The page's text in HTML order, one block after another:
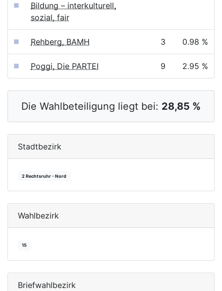
Bildung – interkulturell,
sozial, fair
Rehberg, BAMH 3 0.98 %
Poggi, Die PARTEI 9 2.95 %
Die Wahlbeteiligung liegt bei: 28,85 %
Stadtbezirk
2 Rechtsruhr - Nord
Wahlbezirk
15
Briefwahlbezirk